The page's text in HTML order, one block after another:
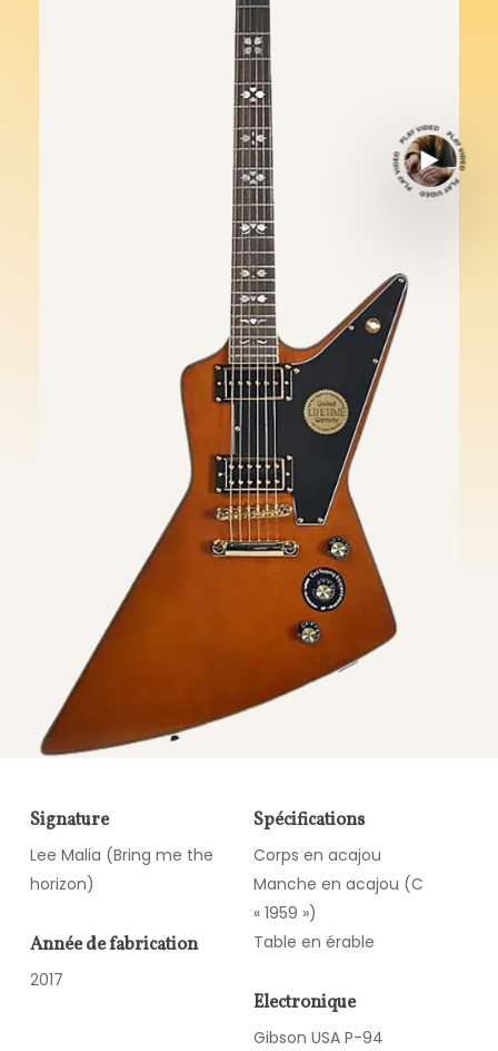
Signature
Lee Malia (Bring me the
horizon)
Année de fabrication
2017
Spécifications
Corps en acajou
Manche en acajou (C
« 1959 »)
Table en érable
Electronique
Gibson USA P-94